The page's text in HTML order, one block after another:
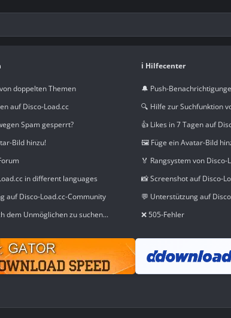
doppelten Themen
auf Disco-Load.cc
Spam gesperrt?
Bild hinzu!
in different languages
auf Disco-Load.cc-Community
dem Unmöglichen zu suchen...
ℹ️ Hilfecenter
🔔 Push-
🔍 Hilfe zur Suchfunktion
👍 Likes in 7 Tagen auf
🖼️ Füge ein Avatar-Bild
🏅 Rangsystem von Disco-
📸 Screenshot auf Disco-
💬 Unterstützung auf
❌ 505-Fehler